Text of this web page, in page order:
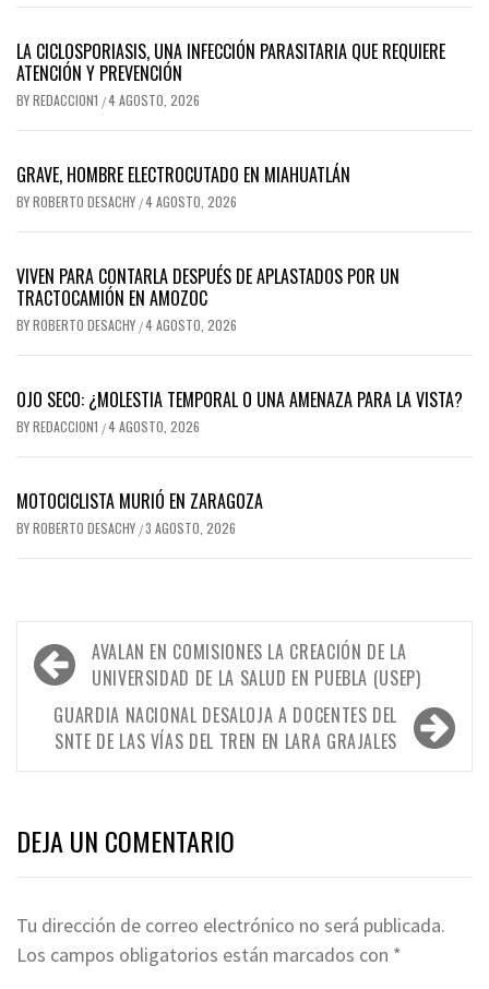
LA CICLOSPORIASIS, UNA INFECCIÓN PARASITARIA QUE REQUIERE
ATENCIÓN Y PREVENCIÓN
BYREDACCION1 /4 AGOSTO, 2026
GRAVE, HOMBRE ELECTROCUTADO EN MIAHUATLÁN
BYROBERTO DESACHY /4 AGOSTO, 2026
VIVEN PARA CONTARLA DESPUÉS DE APLASTADOS POR UN
TRACTOCAMIÓN EN AMOZOC
BYROBERTO DESACHY /4 AGOSTO, 2026
OJO SECO: ¿MOLESTIA TEMPORAL O UNA AMENAZA PARA LA VISTA?
BYREDACCION1 /4 AGOSTO, 2026
MOTOCICLISTA MURIÓ EN ZARAGOZA
BYROBERTO DESACHY /3 AGOSTO, 2026
Navegación
de
entradas
AVALAN EN COMISIONES LA CREACIÓN DE LA
UNIVERSIDAD DE LA SALUD EN PUEBLA (USEP)
GUARDIA NACIONAL DESALOJA A DOCENTES DEL
SNTE DE LAS VÍAS DEL TREN EN LARA GRAJALES
DEJA UN COMENTARIO
Tu dirección de correo electrónico no será publicada.
Los campos obligatorios están marcados con *